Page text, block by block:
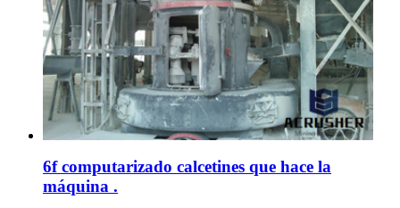
6f computarizado calcetines que hace la
máquina .